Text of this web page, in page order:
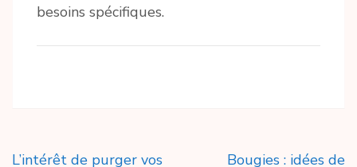
besoins spécifiques.
Navigation
L’intérêt de purger vos Bougies : idées de